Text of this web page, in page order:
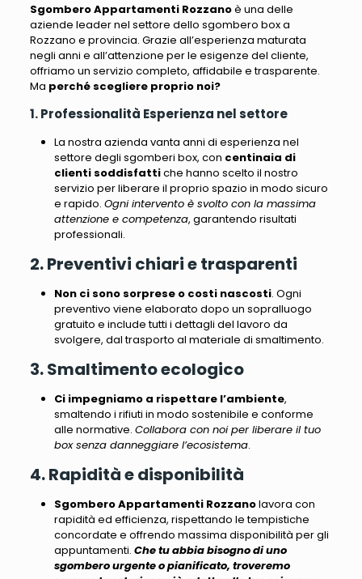
Sgombero Appartamenti Rozzanoè una delle
aziende leader nel settore dello sgombero box a
Rozzano e provincia. Grazie all’esperienza maturata
negli anni e all’attenzione per le esigenze del cliente,
offriamo un servizio completo, affidabile e trasparente.
Ma perché scegliere proprio noi?
1. Professionalità Esperienza nel settore
La nostra azienda vanta anni di esperienza nel
settore degli sgomberi box, con centinaia di
clienti soddisfattiche hanno scelto il nostro
servizio per liberare il proprio spazio in modo sicuro
e rapido. Ogni intervento è svolto con la massima
attenzione e competenza, garantendo risultati
professionali.
2. Preventivi chiari e trasparenti
Non ci sono sorprese o costi nascosti. Ogni
preventivo viene elaborato dopo un sopralluogo
gratuito e include tutti i dettagli del lavoro da
svolgere, dal trasporto al materiale di smaltimento.
3. Smaltimento ecologico
Ci impegniamo a rispettare l’ambiente,
smaltendo i rifiuti in modo sostenibile e conforme
alle normative. Collabora con noi per liberare il tuo
box senza danneggiare l’ecosistema.
4. Rapidità e disponibilità
Sgombero Appartamenti Rozzanolavora con
rapidità ed efficienza, rispettando le tempistiche
concordate e offrendo massima disponibilità per gli
appuntamenti. Che tu abbia bisogno di uno
sgombero urgente o pianificato, troveremo